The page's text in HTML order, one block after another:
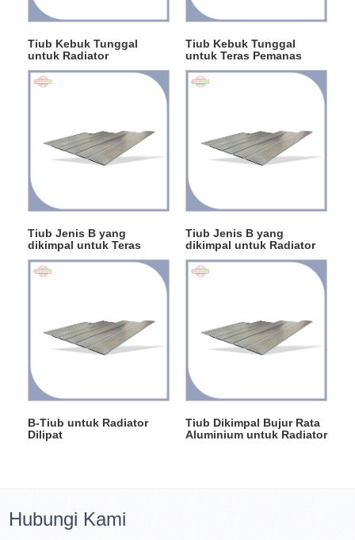
Tiub Kebuk Tunggal
untuk Radiator
Tiub Kebuk Tunggal
untuk Teras Pemanas
Tiub Jenis B yang
dikimpal untuk Teras
Pemanas
Tiub Jenis B yang
dikimpal untuk Radiator
B-Tiub untuk Radiator
Dilipat
Tiub Dikimpal Bujur Rata
Aluminium untuk Radiator
Hubungi Kami